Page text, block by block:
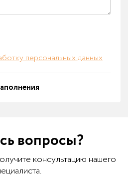
персональных данных
вопросы?
консультацию нашего